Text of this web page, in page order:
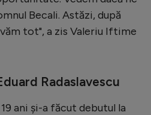
Becali. Astăzi, după
tot", a zis Valeriu Iftime
Radaslavescu
ani și-a făcut debutul la